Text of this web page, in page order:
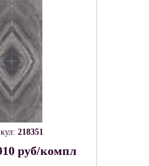
218351
руб/компл